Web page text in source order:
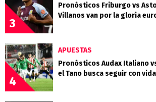
3
Pronósticos Friburgo vs
Villanos van por la gloria
4
APUESTAS
Pronósticos Audax Italiano
el Tano busca seguir con